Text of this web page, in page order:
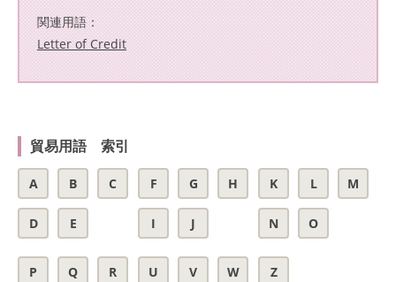
関連用語：
Letter of Credit
貿易用語 索引
A B C
D E
F G H
I J
K L M
N O
P Q R U V W Z